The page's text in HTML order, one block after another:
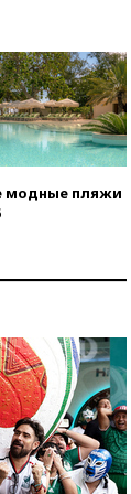
штатов США
вспышка
может
экономике в
о
авиабилеты
сбой
модные пляжи